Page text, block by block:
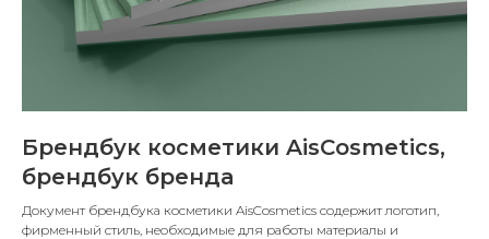
Брендбук косметики AisCosmetics,
брендбук бренда
Документ брендбука косметики AisCosmetics содержит логотип,
фирменный стиль, необходимые для работы материалы и